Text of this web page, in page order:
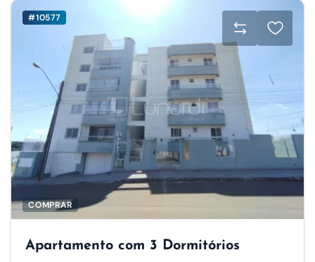
#10577
COMPRAR
Apartamento com 3 Dormitórios